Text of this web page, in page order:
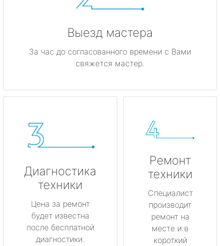
Выезд мастера
За час до согласованного времени с Вами
свяжется мастер.
Диагностика
техники
Цена за ремонт
будет известна
после бесплатной
диагностики.
Ремонт
техники
Специалист
производит
ремонт на
месте и в
короткий